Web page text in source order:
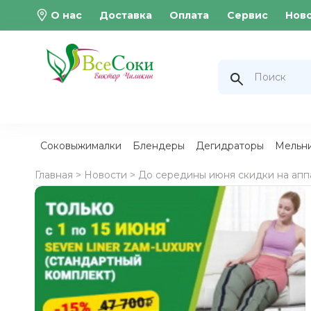
О нас Доставка Оплата Сервис
Соковыжималки Блендеры Дегидраторы
Главная > Новости > До середины июня скидки на